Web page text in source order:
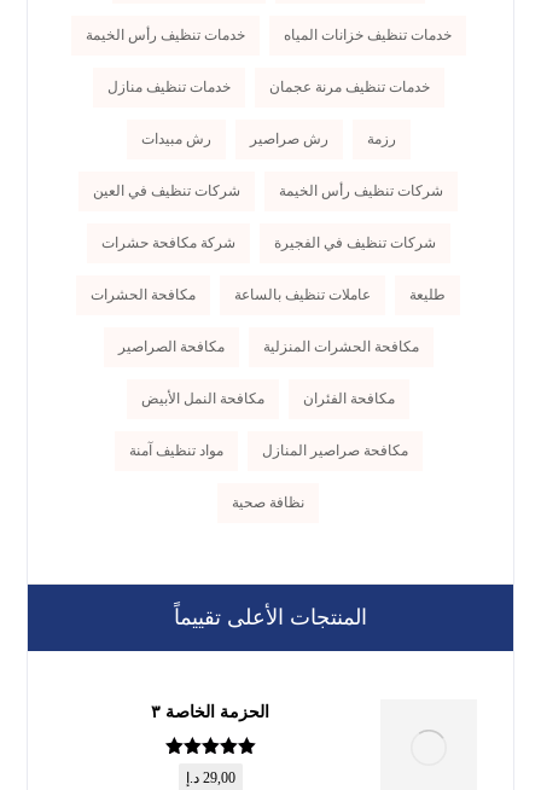
خدمات تنظيف خزانات المياه خدمات تنظيف رأس الخيمة
خدمات تنظيف مرنة عجمان خدمات تنظيف منازل
رزمة رش صراصير رش مبيدات
شركات تنظيف رأس الخيمة شركات تنظيف في العين
شركات تنظيف في الفجيرة شركة مكافحة حشرات
طليعة عاملات تنظيف بالساعة مكافحة الحشرات
مكافحة الحشرات المنزلية مكافحة الصراصير
مكافحة الفئران مكافحة النمل الأبيض
مكافحة صراصير المنازل مواد تنظيف آمنة
نظافة صحية
المنتجات الأعلى تقييماً
الحزمة الخاصة ٣
تم التقييم
29,00 د.إ